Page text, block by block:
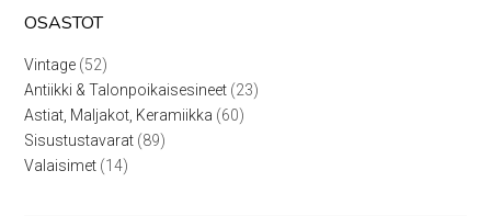
OSASTOT
Vintage 5252
tuotetta
Antiikki & Talonpoikaisesineet 2323
Astiat, Maljakot, Keramiikka 6060
Sisustustavarat 8989
Valaisimet 1414